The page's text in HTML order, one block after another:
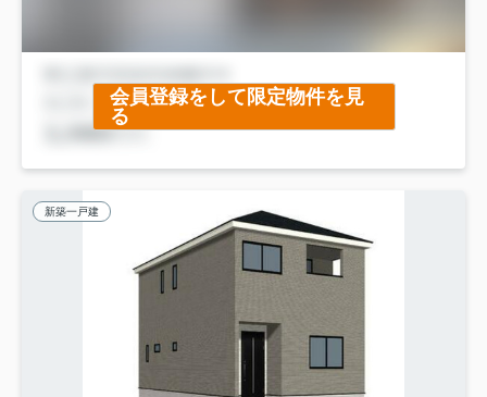
会員登録をして限定物件を見
る
新築一戸建